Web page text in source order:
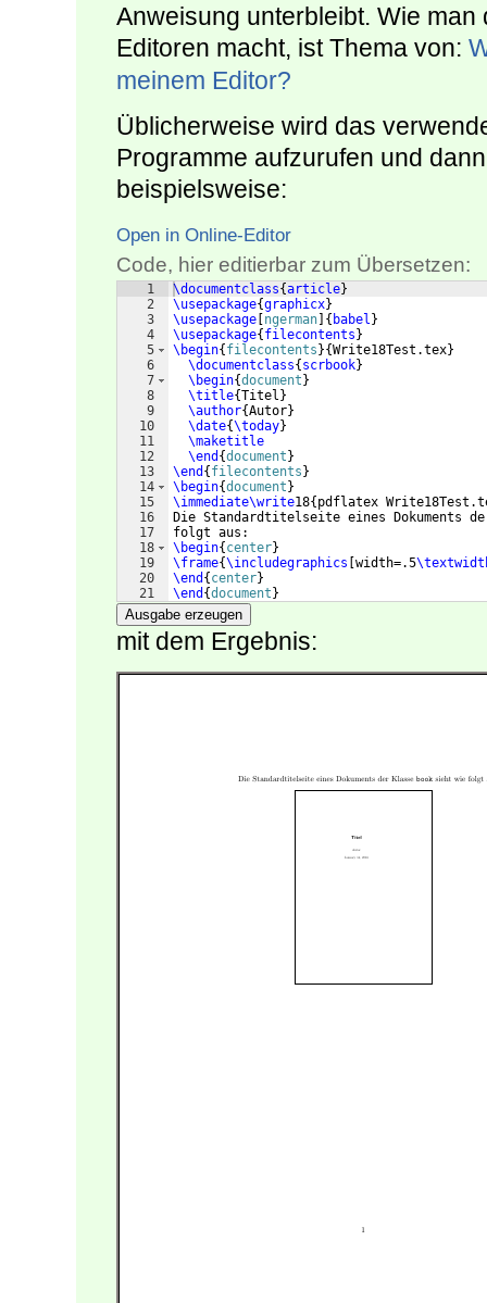
Anweisung unterbleibt. Wie
Editoren macht, ist Thema von:
meinem Editor?
Üblicherweise wird das
Programme aufzurufen und
beispielsweise:
Open in Online-Editor
Code, hier editierbar zum Übersetzen:
1
2
3
4
5
6
7
8
9
10
11
12
13
14
15
16
17
18
19
20
21
\documentclass{article}
\usepackage{graphicx}
\usepackage ngerman { babel }
\usepackage{ filecontents }
\begin{ filecontents }{Write18Test.tex}
\documentclass{ scrbook}
\begin{document }
\title{Titel }
\author{Autor}
\date{\today}
\maketitle
\end {document }
\end { filecontents }
\begin{document }
\immediate\write18{ pdflatex
Die Standardtitelseite eines Dokuments
folgt aus:
\begin{ center}
\frame{\includegraphics width=.5
\end { center}
\end {document }
Ausgabe erzeugen
mit dem Ergebnis: